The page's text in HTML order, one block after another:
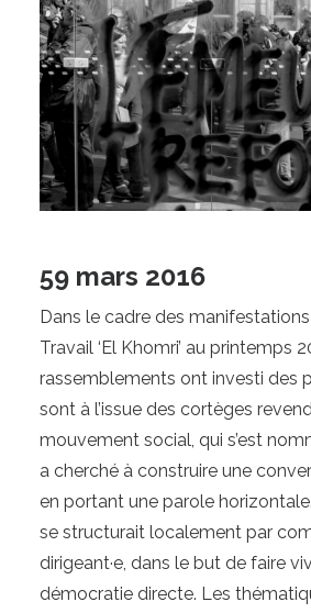
59 mars 2016
Dans le cadre des
Travail ‘El Khomri’ au printemps
rassemblements ont investi des
sont à l’issue des cortèges
mouvement social, qui s’est
a cherché à construire une
en portant une parole
se structurait localement par
dirigeant·e, dans le but de faire
démocratie directe. Les